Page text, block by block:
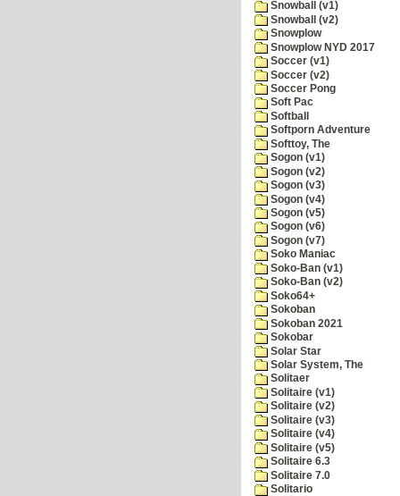
Snowball (v1)
Snowball (v2)
Snowplow
Snowplow NYD 2017
Soccer (v1)
Soccer (v2)
Soccer Pong
Soft Pac
Softball
Softporn Adventure
Softtoy, The
Sogon (v1)
Sogon (v2)
Sogon (v3)
Sogon (v4)
Sogon (v5)
Sogon (v6)
Sogon (v7)
Soko Maniac
Soko-Ban (v1)
Soko-Ban (v2)
Soko64+
Sokoban
Sokoban 2021
Sokobar
Solar Star
Solar System, The
Solitaer
Solitaire (v1)
Solitaire (v2)
Solitaire (v3)
Solitaire (v4)
Solitaire (v5)
Solitaire 6.3
Solitaire 7.0
Solitario